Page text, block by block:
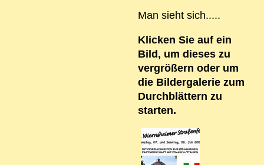
Man sieht sich.....
Klicken Sie auf ein
Bild, um dieses zu
vergrößern oder um
die Bildergalerie zum
Durchblättern zu
starten.